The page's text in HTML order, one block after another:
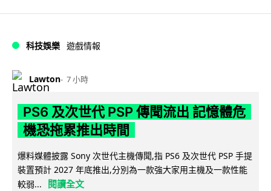
科技娛樂 遊戲情報
Lawton 7 小時
PS6 及次世代 PSP 傳聞流出 記憶體危
機恐拖累推出時間
爆料媒體披露 Sony 次世代主機傳聞,指 PS6 及次世代 PSP 手提
裝置預計 2027 年底推出,分別為一款強大家用主機及一款性能
較弱...
閱讀全文